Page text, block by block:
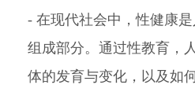
- 在现代社会中，性健康
组成部分。通过性教育，
体的发育与变化，以及如